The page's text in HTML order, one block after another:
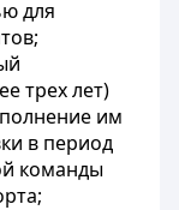
для
трех лет)
им
в период
команды